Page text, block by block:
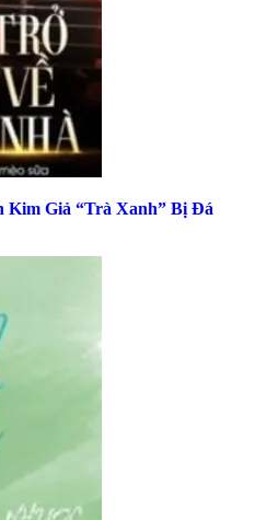
Kim Giả “Trà Xanh” Bị Đá